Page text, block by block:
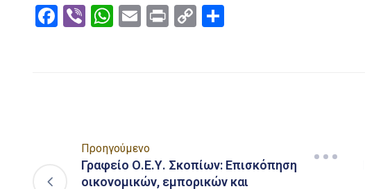
Facebook
ViberWhatsApp
EmailPrintCopy
Προηγούμενο
Γραφείο Ο.Ε.Υ. Σκοπίων: Επισκόπηση
οικονομικών, εμπορικών και